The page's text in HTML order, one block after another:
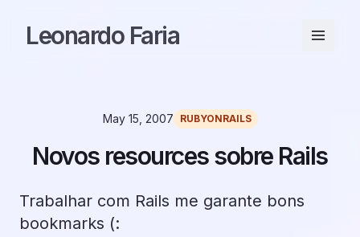
Leonardo Faria
May 15, 2007 RUBYONRAILS
Novos resources sobre Rails
Trabalhar com Rails me garante bons
bookmarks (: